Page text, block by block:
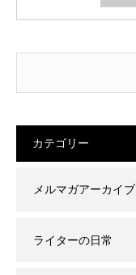
カテゴリー
メルマガアーカイブ
ライターの日常